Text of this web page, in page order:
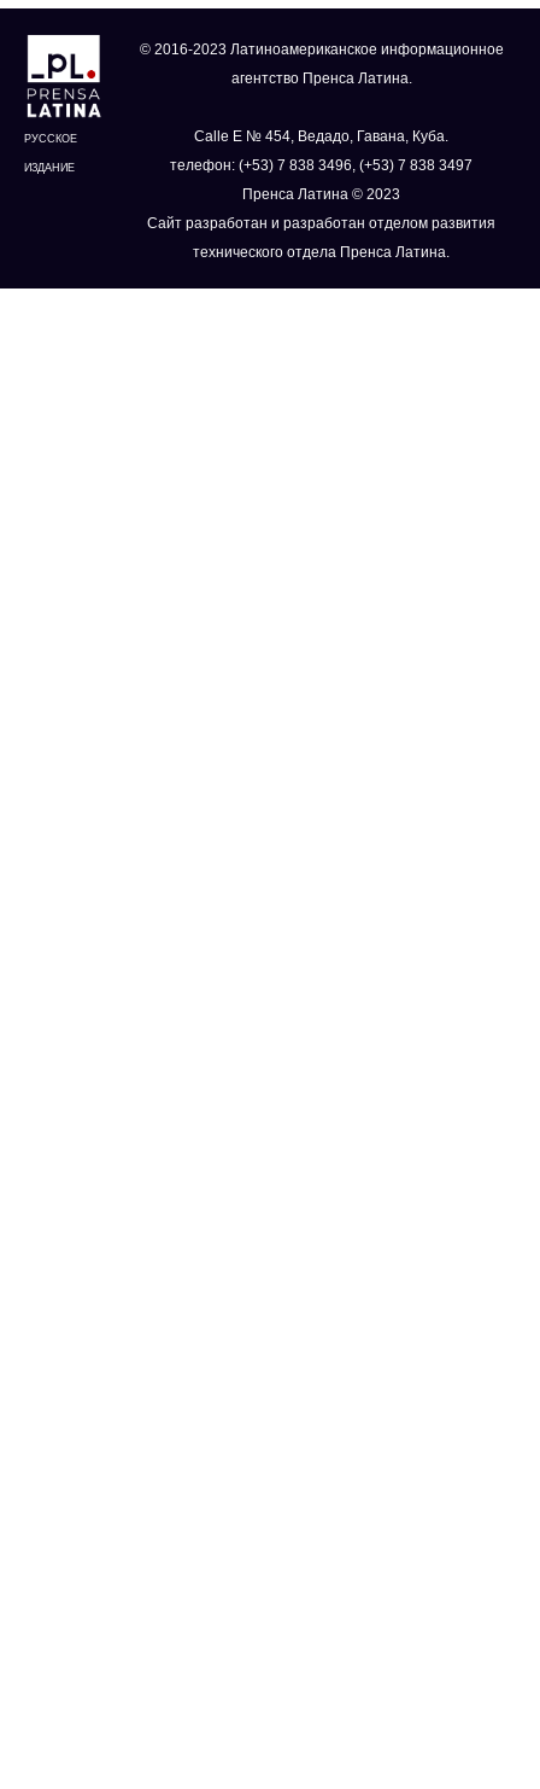
РУССКОЕ
ИЗДАНИЕ
© 2016-2023 Латиноамериканское информационное
агентство Пренса Латина.
Calle E № 454, Ведадо, Гавана, Куба.
телефон: (+53) 7 838 3496, (+53) 7 838 3497
Пренса Латина © 2023
Сайт разработан и разработан отделом развития
технического отдела Пренса Латина.